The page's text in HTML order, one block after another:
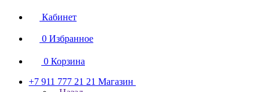
Кабинет
0 Избранное
0 Корзина
+7 911 777 21 21 Магазин